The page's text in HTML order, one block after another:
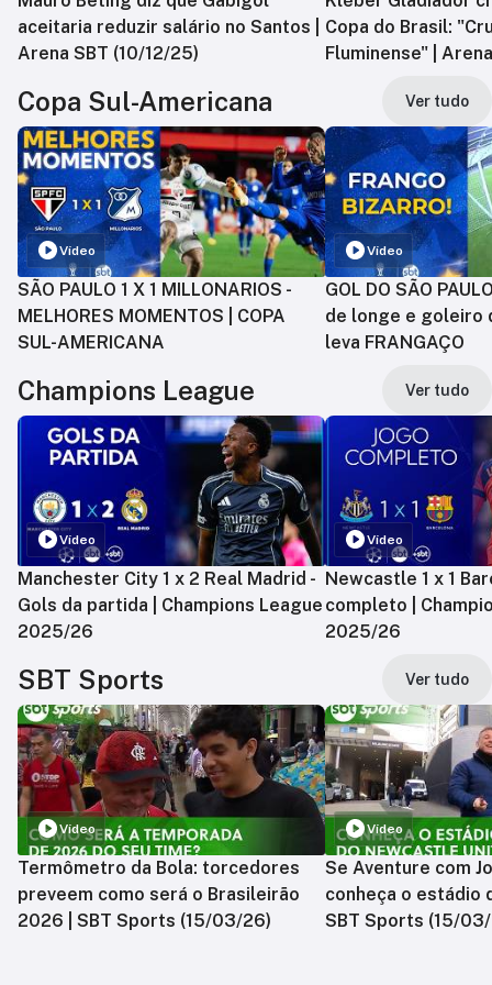
aceitaria reduzir salário no Santos |
Arena SBT (10/12/25)
Copa do Brasil:
Fluminense" |
Copa Sul-Americana Ver tudo
Vídeo
SÃO PAULO 1 X 1 MILLONARIOS -
MELHORES MOMENTOS | COPA
SUL-AMERICANA
Vídeo
GOL DO SÃO
de longe e goleiro
leva FRANGAÇO
Champions League Ver tudo
Vídeo
Manchester City 1 x 2 Real Madrid -
Gols da partida | Champions League
2025/26
Vídeo
Newcastle 1 x 1
completo |
2025/26
SBT Sports Ver tudo
Vídeo
Termômetro da Bola: torcedores
preveem como será o Brasileirão
2026 | SBT Sports (15/03/26)
Vídeo
Se Aventure com
conheça o estádio
SBT Sports (15/